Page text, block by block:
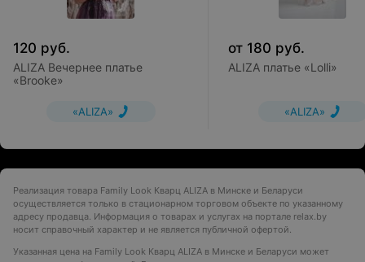
120 руб.
ALIZA Вечернее платье
«Brooke»
«ALIZA»
от 180 руб.
ALIZA платье «Lolli»
«ALIZA»
Реализация товара Family Look Кварц ALIZA в Минске и Беларуси
осуществляется только в стационарном торговом объекте по указанному
адресу продавца. Информация о товарах и услугах на портале relax.by
носит справочный характер и не является публичной офертой.
Указанная цена на Family Look Кварц ALIZA в Минске и Беларуси может